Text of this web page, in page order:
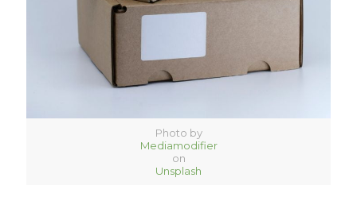
Photo by
Mediamodifier
on
Unsplash